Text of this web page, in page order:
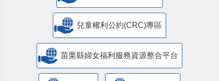
兒童權利公約(CRC)專區
苗栗縣婦女福利服務資源整合平台